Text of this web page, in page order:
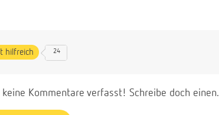
hilfreich 24
keine Kommentare verfasst! Schreibe doch einen.